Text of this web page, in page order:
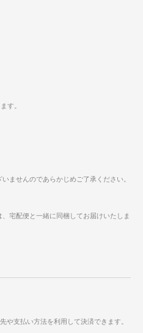
す。
ませんのであらかじめご了承ください。
宅配便と一緒に同梱してお届けいたしま
や支払い方法を利用して決済できます。